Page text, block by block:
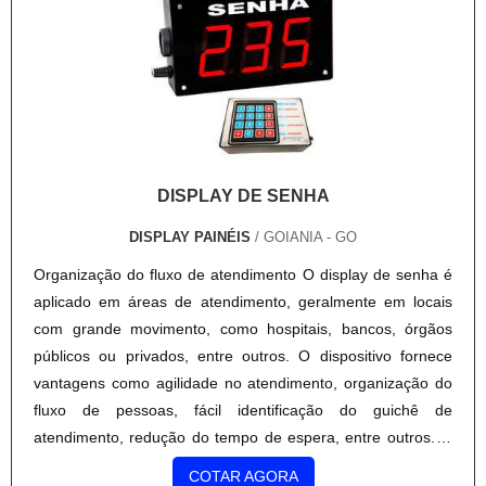
na produção do backdrop é fundamental para garantir a alta
definição da impressão e os resultados satisfatórios. A Prima
Rica é uma empresa que atua a quase duas décadas no
setor, oferecendo produtos para PDV. .
DISPLAY DE SENHA
DISPLAY PAINÉIS / GOIANIA - GO
Organização do fluxo de atendimento O display de senha é
aplicado em áreas de atendimento, geralmente em locais
com grande movimento, como hospitais, bancos, órgãos
públicos ou privados, entre outros. O dispositivo fornece
vantagens como agilidade no atendimento, organização do
fluxo de pessoas, fácil identificação do guichê de
atendimento, redução do tempo de espera, entre outros. O
display tem o objetivo de organizar o atendimento por ordem
COTAR AGORA